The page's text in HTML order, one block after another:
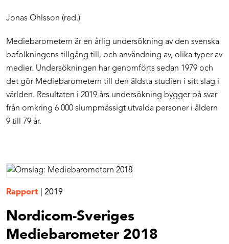
Jonas Ohlsson (red.)
Mediebarometern är en årlig undersökning av den svenska
befolkningens tillgång till, och användning av, olika typer av
medier. Undersökningen har genomförts sedan 1979 och
det gör Mediebarometern till den äldsta studien i sitt slag i
världen. Resultaten i 2019 års undersökning bygger på svar
från omkring 6 000 slumpmässigt utvalda personer i åldern
9 till 79 år.
Rapport 2019
Nordicom-Sveriges
Mediebarometer 2018